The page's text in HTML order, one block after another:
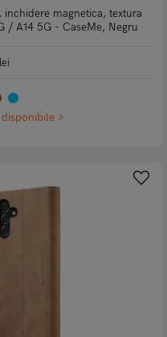
magnetica, textura
/ A14 5G - CaseMe, Negru
lei
>